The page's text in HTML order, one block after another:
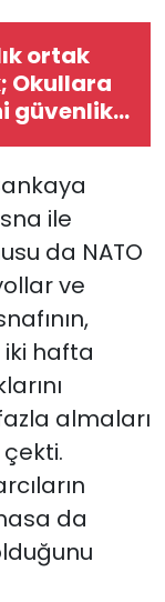
ortak
Okullara
güvenlik
ile
da NATO
ve
iki hafta
almaları
da